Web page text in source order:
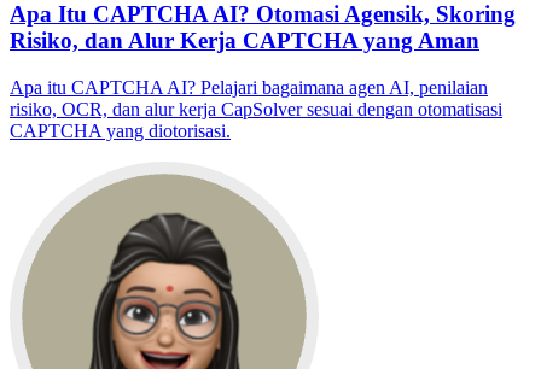
Apa Itu CAPTCHA AI? Otomasi Agensik, Skoring
Risiko, dan Alur Kerja CAPTCHA yang Aman
Apa itu CAPTCHA AI? Pelajari bagaimana agen AI, penilaian
risiko, OCR, dan alur kerja CapSolver sesuai dengan otomatisasi
CAPTCHA yang diotorisasi.